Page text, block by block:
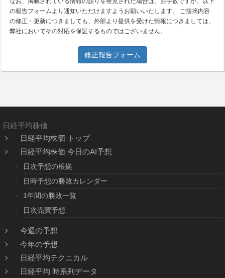
の報告フォームより通知いただけますようお願いいたします。 ご指摘内容
の修正・更新につきましても、外部より提供を受けた情報につきましては、
弊社においてその対応を保証するものではございません。
修正報告フォーム
日経平均株価
日経平均株価 トップ
日経平均株価 今日のAI予想
日次予想の根拠
日時予想の勝敗カレンダー
1年間の勝敗一覧
日次売買予想
今週の予想
今年の予想
日経平均テクニカル
日経平均 時系列データ